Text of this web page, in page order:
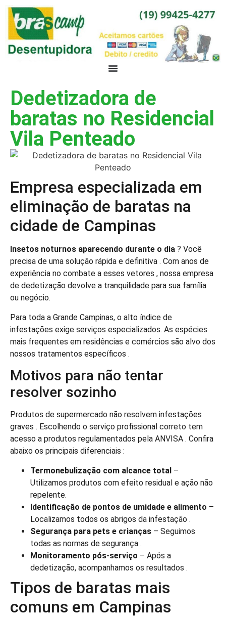
Dedetizadora de
baratas no Residencial
Vila Penteado
Empresa especializada em
eliminação de baratas na
cidade de Campinas
Insetos noturnos aparecendo durante o dia ? Você
precisa de uma solução rápida e definitiva . Com anos de
experiência no combate a esses vetores , nossa empresa
de dedetização devolve a tranquilidade para sua família
ou negócio.
Para toda a Grande Campinas, o alto índice de
infestações exige serviços especializados. As espécies
mais frequentes em residências e comércios são alvo dos
nossos tratamentos específicos .
Motivos para não tentar
resolver sozinho
Produtos de supermercado não resolvem infestações
graves . Escolhendo o serviço profissional correto tem
acesso a produtos regulamentados pela ANVISA . Confira
abaixo os principais diferenciais :
Termonebulização com alcance total –
Utilizamos produtos com efeito residual e ação não
repelente.
Identificação de pontos de umidade e alimento –
Localizamos todos os abrigos da infestação .
Segurança para pets e crianças – Seguimos
todas as normas de segurança .
Monitoramento pós-serviço – Após a
dedetização, acompanhamos os resultados .
Tipos de baratas mais
comuns em Campinas